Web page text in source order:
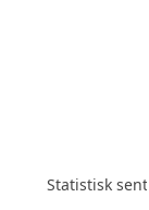
Statistisk